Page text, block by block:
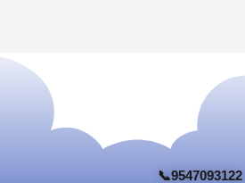
📞9547093122